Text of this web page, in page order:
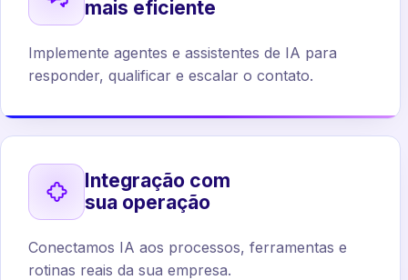
mais eficiente
Implemente agentes e assistentes de IA para
responder, qualificar e escalar o contato.
Integração com
sua operação
Conectamos IA aos processos, ferramentas e
rotinas reais da sua empresa.